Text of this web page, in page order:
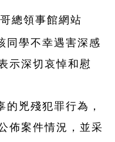
總領事館網站
同學不幸遇害深感
示深切哀悼和慰
兇殘犯罪行為，
佈案件情況，並采